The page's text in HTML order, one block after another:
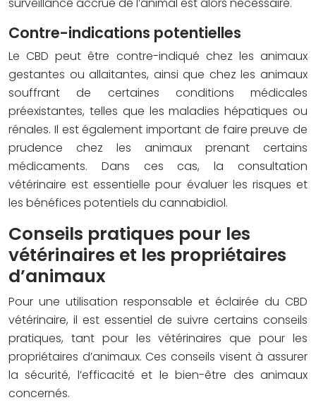
Contre-indications potentielles
Le CBD peut être contre-indiqué chez les animaux
gestantes ou allaitantes, ainsi que chez les animaux
souffrant de certaines conditions médicales
préexistantes, telles que les maladies hépatiques ou
rénales. Il est également important de faire preuve de
prudence chez les animaux prenant certains
médicaments. Dans ces cas, la consultation
vétérinaire est essentielle pour évaluer les risques et
les bénéfices potentiels du cannabidiol.
Conseils pratiques pour les
vétérinaires et les propriétaires
d’animaux
Pour une utilisation responsable et éclairée du CBD
vétérinaire, il est essentiel de suivre certains conseils
pratiques, tant pour les vétérinaires que pour les
propriétaires d’animaux. Ces conseils visent à assurer
la sécurité, l’efficacité et le bien-être des animaux
concernés.